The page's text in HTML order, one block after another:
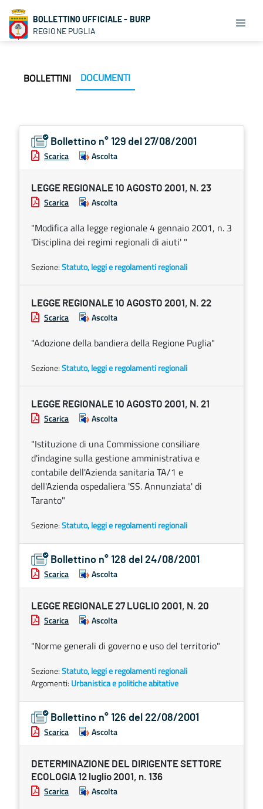
BOLLETTINO UFFICIALE - BURP
REGIONE PUGLIA
BOLLETTINI DOCUMENTI
Bollettino n° 129 del 27/08/2001
Scarica Ascolta
LEGGE REGIONALE 10 AGOSTO 2001, N. 23
Scarica Ascolta
"Modifica alla legge regionale 4 gennaio 2001, n. 3
'Disciplina dei regimi regionali di aiuti' "
Sezione:Statuto, leggi e regolamenti regionali
LEGGE REGIONALE 10 AGOSTO 2001, N. 22
Scarica Ascolta
"Adozione della bandiera della Regione Puglia"
Sezione:Statuto, leggi e regolamenti regionali
LEGGE REGIONALE 10 AGOSTO 2001, N. 21
Scarica Ascolta
"Istituzione di una Commissione consiliare
d'indagine sulla gestione amministrativa e
contabile dell'Azienda sanitaria TA/1 e
dell'Azienda ospedaliera 'SS. Annunziata' di
Taranto"
Sezione:Statuto, leggi e regolamenti regionali
Bollettino n° 128 del 24/08/2001
Scarica Ascolta
LEGGE REGIONALE 27 LUGLIO 2001, N. 20
Scarica Ascolta
"Norme generali di governo e uso del territorio"
Sezione:Statuto, leggi e regolamenti regionali
Argomenti: Urbanistica e politiche abitative
Bollettino n° 126 del 22/08/2001
Scarica Ascolta
DETERMINAZIONE DEL DIRIGENTE SETTORE
ECOLOGIA 12 luglio 2001, n. 136
Scarica Ascolta